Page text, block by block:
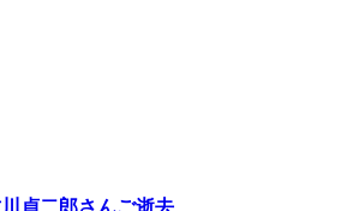
貞二郎さんご逝去